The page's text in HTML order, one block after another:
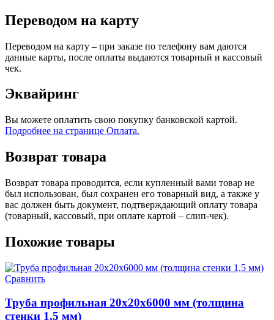
Переводом на карту
Переводом на карту – при заказе по телефону вам даются
данные карты, после оплаты выдаются товарный и кассовый
чек.
Эквайринг
Вы можете оплатить свою покупку банковской картой.
Подробнее на странице Оплата.
Возврат товара
Возврат товара проводится, если купленный вами товар не
был использован, был сохранен его товарный вид, а также у
вас должен быть документ, подтверждающий оплату товара
(товарный, кассовый, при оплате картой – слип-чек).
Похожие товары
Сравнить
Труба профильная 20х20х6000 мм (толщина
стенки 1,5 мм)